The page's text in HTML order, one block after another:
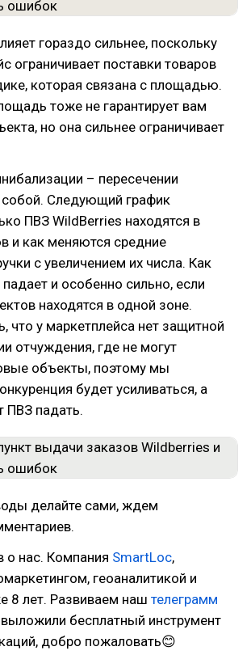
гораздо сильнее, поскольку
ограничивает поставки товаров
которая связана с площадью.
тоже не гарантирует вам
но она сильнее ограничивает
– пересечении
Следующий график
ПВЗ WildBerries находятся в
и как меняются средние
с увеличением их числа. Как
и особенно сильно, если
находятся в одной зоне.
что у маркетплейса нет защитной
отчуждения, где не могут
объекты, поэтому мы
будет усиливаться, а
ПВЗ падать.
делайте сами, ждем
о нас. Компания SmartLoc,
геоаналитикой и
8 лет. Развиваем наш телеграмм
бесплатный инструмент
добро пожаловать😊